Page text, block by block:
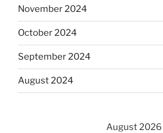
November 2024
October 2024
September 2024
August 2024
August 2026